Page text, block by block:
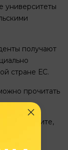
университеты
получают
стране ЕС.
прочитать
заполните,